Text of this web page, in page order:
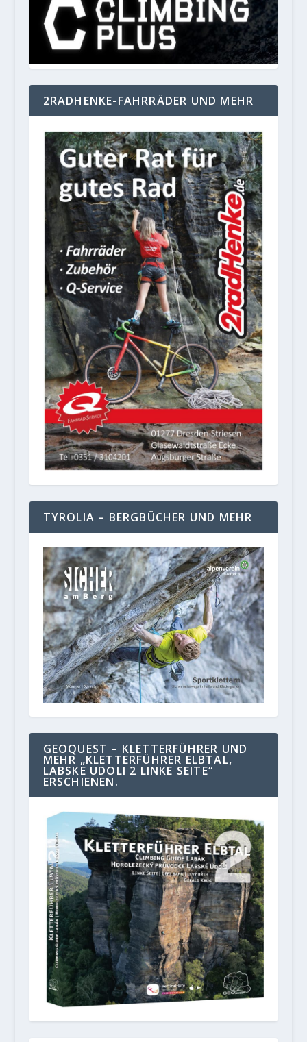
2RADHENKE-FAHRRÄDER UND MEHR
TYROLIA – BERGBÜCHER UND MEHR
GEOQUEST – KLETTERFÜHRER UND
MEHR „KLETTERFÜHRER ELBTAL,
LABSKE UDOLI 2 LINKE SEITE“
ERSCHIENEN.